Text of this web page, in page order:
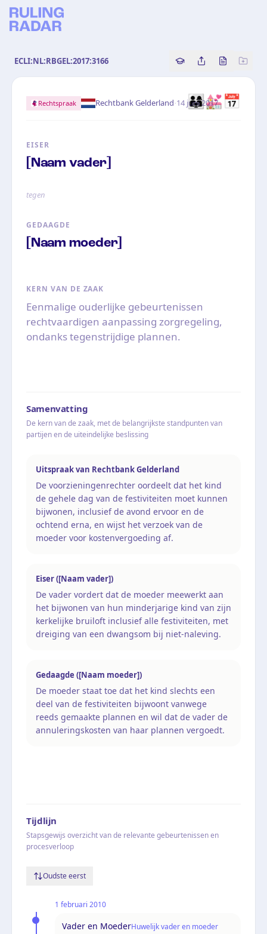
ECLI:NL:RBGEL:2017:3166 Copy source
Share this
Bekijk
👨‍👩‍👧💒📅
Rechtspraak Rechtbank Gelderland·14 juni 2017
EISER
[Naam vader]
tegen
GEDAAGDE
[Naam moeder]
KERN VAN DE ZAAK
Eenmalige ouderlijke gebeurtenissen
rechtvaardigen aanpassing zorgregeling,
ondanks tegenstrijdige plannen.
Samenvatting
De kern van de zaak, met de belangrijkste standpunten van
partijen en de uiteindelijke beslissing
Uitspraak van Rechtbank Gelderland
De voorzieningenrechter oordeelt dat het kind
de gehele dag van de festiviteiten moet kunnen
bijwonen, inclusief de avond ervoor en de
ochtend erna, en wijst het verzoek van de
moeder voor kostenvergoeding af.
Eiser ([Naam vader])
De vader vordert dat de moeder meewerkt aan
het bijwonen van hun minderjarige kind van zijn
kerkelijke bruiloft inclusief alle festiviteiten, met
dreiging van een dwangsom bij niet-naleving.
Gedaagde ([Naam moeder])
De moeder staat toe dat het kind slechts een
deel van de festiviteiten bijwoont vanwege
reeds gemaakte plannen en wil dat de vader de
annuleringskosten van haar plannen vergoedt.
Tijdlijn
Stapsgewijs overzicht van de relevante gebeurtenissen en
procesverloop
Oudste eerst
1 februari 2010
Vader en MoederHuwelijk vader en moeder